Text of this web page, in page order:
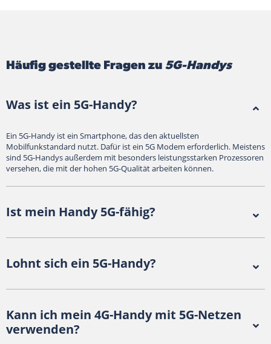
Häufig gestellte Fragen zu 5G-Handys
Was ist ein 5G-Handy?
Ein 5G-Handy ist ein Smartphone, das den aktuellsten
Mobilfunkstandard nutzt. Dafür ist ein 5G Modem erforderlich. Meistens
sind 5G-Handys außerdem mit besonders leistungsstarken Prozessoren
versehen, die mit der hohen 5G-Qualität arbeiten können.
Ist mein Handy 5G-fähig?
Lohnt sich ein 5G-Handy?
Kann ich mein 4G-Handy mit 5G-Netzen
verwenden?